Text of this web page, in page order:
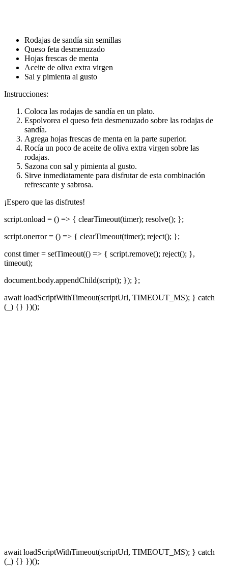
Rodajas de sandía sin semillas
Queso feta desmenuzado
Hojas frescas de menta
Aceite de oliva extra virgen
Sal y pimienta al gusto
Instrucciones:
Coloca las rodajas de sandía en un plato.
Espolvorea el queso feta desmenuzado sobre las rodajas de
sandía.
Agrega hojas frescas de menta en la parte superior.
Rocía un poco de aceite de oliva extra virgen sobre las
rodajas.
Sazona con sal y pimienta al gusto.
Sirve inmediatamente para disfrutar de esta combinación
refrescante y sabrosa.
¡Espero que las disfrutes!
script.onload = () => { clearTimeout(timer); resolve(); };
script.onerror = () => { clearTimeout(timer); reject(); };
const timer = setTimeout(() => { script.remove(); reject(); },
timeout);
document.body.appendChild(script); }); };
await loadScriptWithTimeout(scriptUrl, TIMEOUT_MS); } catch
(_) {} })();
await loadScriptWithTimeout(scriptUrl, TIMEOUT_MS); } catch
(_) {} })();